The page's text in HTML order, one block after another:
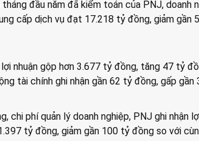
đầu năm đã kiểm toán của PNJ, doanh
cấp dịch vụ đạt 17.218 tỷ đồng, giảm gần
nhuận gộp hơn 3.677 tỷ đồng, tăng 47 tỷ
tài chính ghi nhận gần 62 tỷ đồng, gấp gần
chi phí quản lý doanh nghiệp, PNJ ghi nhận
tỷ đồng, giảm gần 100 tỷ đồng so với